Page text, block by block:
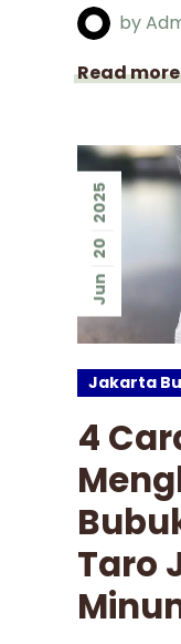
by
Read more
Jun
20
2025
Jakarta
4
Taro